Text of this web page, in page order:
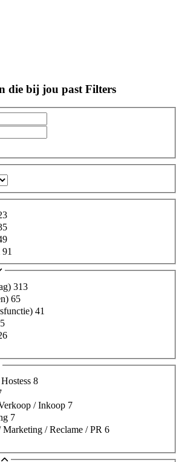
die bij jou past Filters
91
313
65
41
8
/ Inkoop 7
7
/ Reclame / PR 6